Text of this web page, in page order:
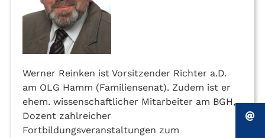
Werner Reinken ist Vorsitzender Richter a.D.
am OLG Hamm (Familiensenat). Zudem ist er
ehem. wissenschaftlicher Mitarbeiter am BGH,
Dozent zahlreicher
Fortbildungsveranstaltungen zum